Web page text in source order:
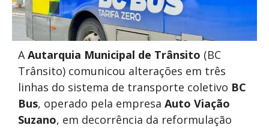
AAutarquia Municipal de Trânsito (BC
Trânsito) comunicou alterações em três
linhas do sistema de transporte coletivo BC
Bus, operado pela empresa Auto Viação
Suzano, em decorrência da reformulação